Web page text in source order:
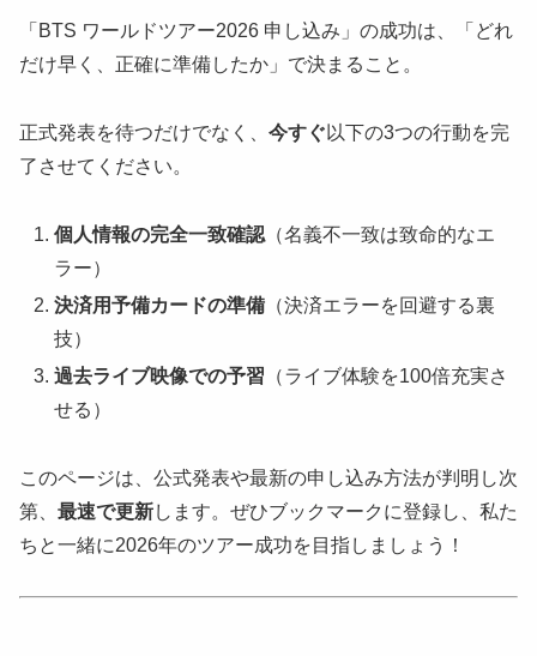
「BTS ワールドツアー2026 申し込み」の成功は、「どれ
だけ早く、正確に準備したか」で決まること。
正式発表を待つだけでなく、 今すぐ 以下の3つの行動を完
了させてください。
個人情報の完全一致確認 （名義不一致は致命的なエ
ラー）
決済用予備カードの準備 （決済エラーを回避する裏
技）
過去ライブ映像での予習 （ライブ体験を100倍充実さ
せる）
このページは、公式発表や最新の申し込み方法が判明し次
第、 最速で更新します。ぜひブックマークに登録し、私た
ちと一緒に2026年のツアー成功を目指しましょう！